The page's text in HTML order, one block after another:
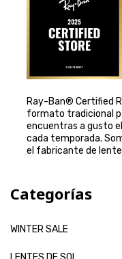
Ray-Ban® Certified
formato tradicional
encuentras a gusto
cada temporada.
el fabricante de
Categorías
WINTER SALE